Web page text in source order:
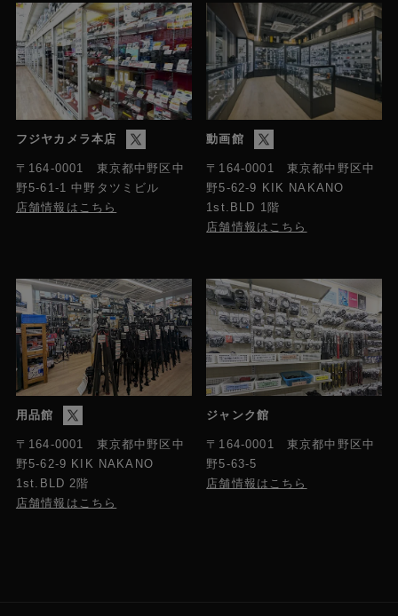
フジヤカメラ本店
〒164-0001 東京都中野区中
野5-61-1 中野タツミビル
店舗情報はこちら
動画館
〒164-0001 東京都中野区中
野5-62-9 KIK NAKANO
1st.BLD 1階
店舗情報はこちら
用品館
〒164-0001 東京都中野区中
野5-62-9 KIK NAKANO
1st.BLD 2階
店舗情報はこちら
ジャンク館
〒164-0001 東京都中野区中
野5-63-5
店舗情報はこちら